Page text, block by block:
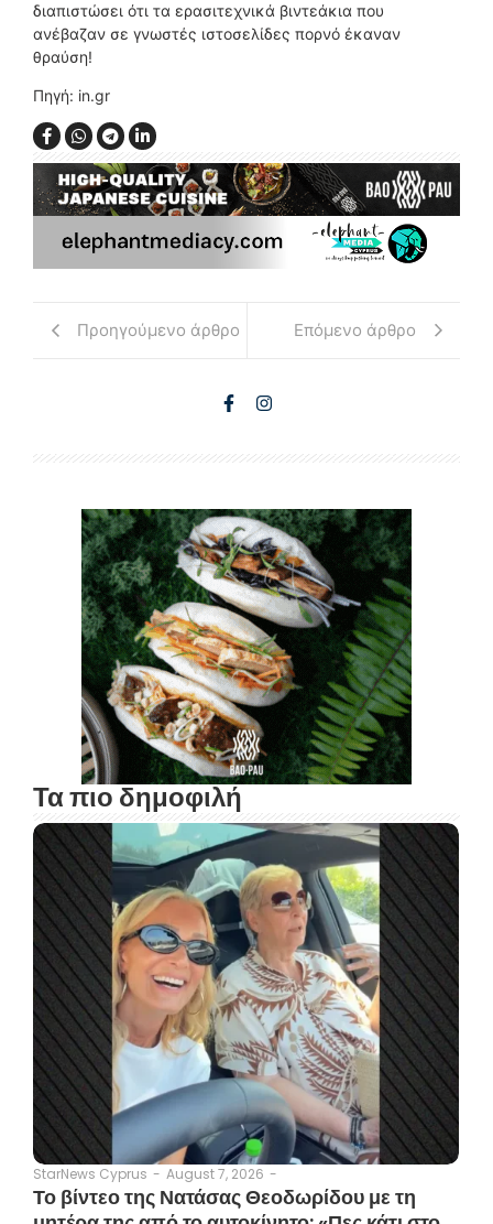
διαπιστώσει ότι τα ερασιτεχνικά βιντεάκια που
ανέβαζαν σε γνωστές ιστοσελίδες πορνό έκαναν
θραύση!
Πηγή: in.gr
Προηγούμενο άρθρο Επόμενο άρθρο
Τα πιο δημοφιλή
StarNews Cyprus - August 7, 2026 -
Το βίντεο της Νατάσας Θεοδωρίδου με τη